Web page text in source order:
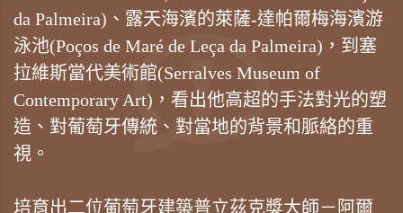
da Palmeira)、露天海濱的萊薩-達帕爾梅海濱游
泳池(Poços de Maré de Leça da Palmeira)，到塞
拉維斯當代美術館(Serralves Museum of
Contemporary Art)，看出他高超的手法對光的塑
造、對葡萄牙傳統、對當地的背景和脈絡的重
視。
培育出二位葡萄牙建築普立茲克獎大師－阿爾